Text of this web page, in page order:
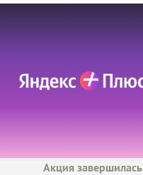
Акция завершилась